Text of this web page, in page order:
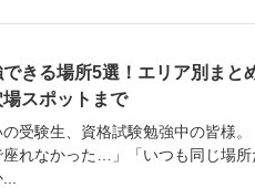
できる場所5選！エリア別まと
場スポットまで
受験生、資格試験勉強中の皆様
れなかった…」「いつも同じ場